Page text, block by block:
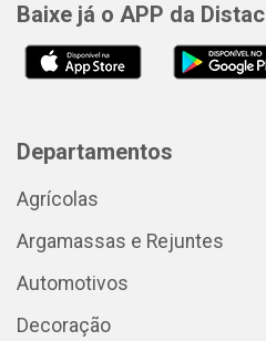
Baixe já o APP da Distac
Departamentos
Agrícolas
Argamassas e Rejuntes
Automotivos
Decoração